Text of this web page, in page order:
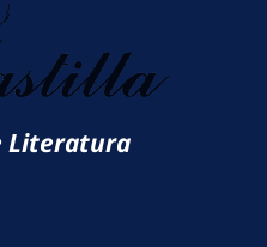
Literatura